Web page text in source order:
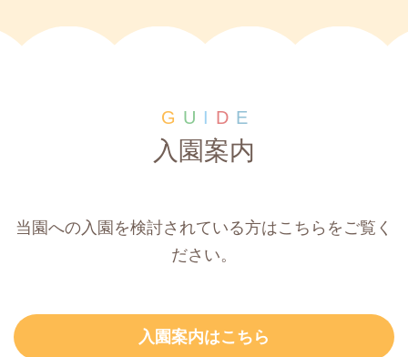
G U I D E
入園案内
当園への入園を検討されている方はこちらをご覧く
ださい。
入園案内はこちら